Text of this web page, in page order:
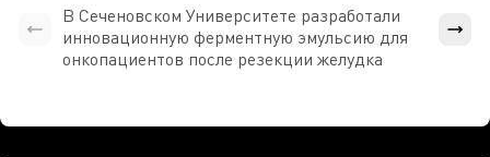
В Сеченовском Университете разработали
инновационную ферментную эмульсию для
онкопациентов после резекции желудка